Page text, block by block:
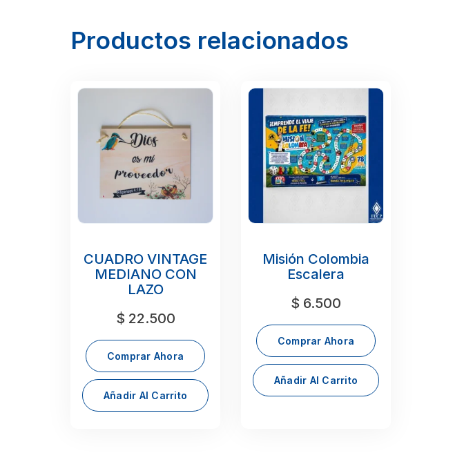
Productos relacionados
CUADRO VINTAGE
MEDIANO CON
LAZO
$ 22.500
Comprar Ahora
Añadir Al Carrito
Misión Colombia
Escalera
$ 6.500
Comprar Ahora
Añadir Al Carrito